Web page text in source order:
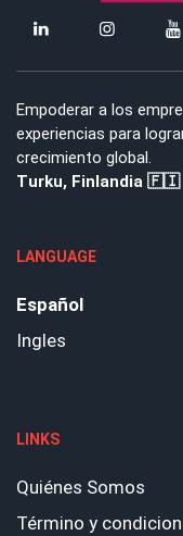
Empoderar a los
experiencias para
crecimiento global.
Turku, Finlandia 🇫🇮
LANGUAGE
Español
Ingles
LINKS
Quiénes Somos
Término y